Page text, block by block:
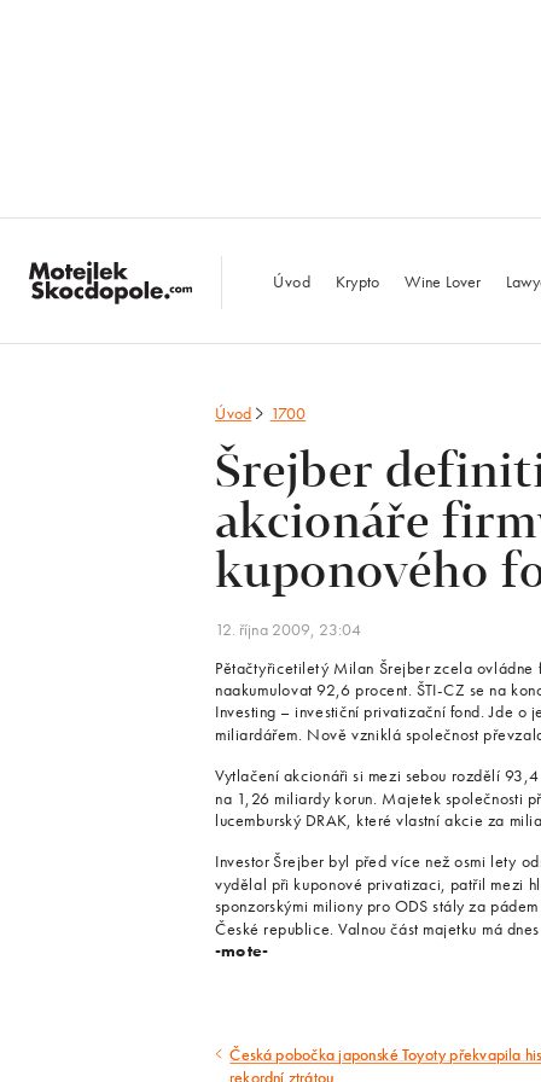
Úvod Krypto Wine Lover
Úvod 1700
Šrejber
akcionáře
kuponového
12. října 2009, 23:04
Pětačtyřicetiletý Milan Šrejber zcela ovládne
naakumulovat 92,6 procent. ŠTI-CZ se na
Investing – investiční privatizační fond. Jde o
miliardářem. Nově vzniklá společnost
Vytlačení akcionáři si mezi sebou rozdělí
na 1,26 miliardy korun. Majetek společnosti
lucemburský DRAK, které vlastní akcie za
Investor Šrejber byl před více než osmi lety
vydělal při kuponové privatizaci, patřil mezi
sponzorskými miliony pro ODS stály za
České republice. Valnou část majetku má
-mote-
Předcházející
Česká pobočka japonské Toyoty překvapila
rekordní ztrátou